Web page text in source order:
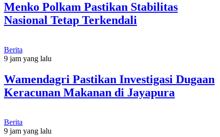
Menko Polkam Pastikan Stabilitas
Nasional Tetap Terkendali
Berita
9 jam yang lalu
Wamendagri Pastikan Investigasi Dugaan
Keracunan Makanan di Jayapura
Berita
9 jam yang lalu